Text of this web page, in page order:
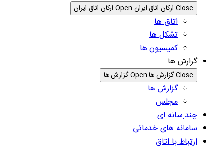
Close ارکان اتاق ایران Open ارکان اتاق ایران
اتاق ها
تشکل ها
کمیسیون ها
گزارش ها
Close گزارش ها Open گزارش ها
گزارش ها
مجلس
چندرسانه ای
سامانه های خدماتی
ارتباط با اتاق